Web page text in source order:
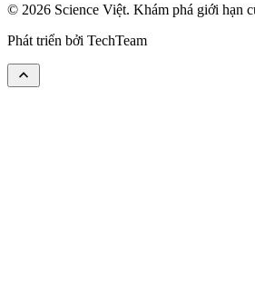
© 2026 Science Việt. Khám phá giới hạn
Phát triển bởi TechTeam
keyboard_arrow_up